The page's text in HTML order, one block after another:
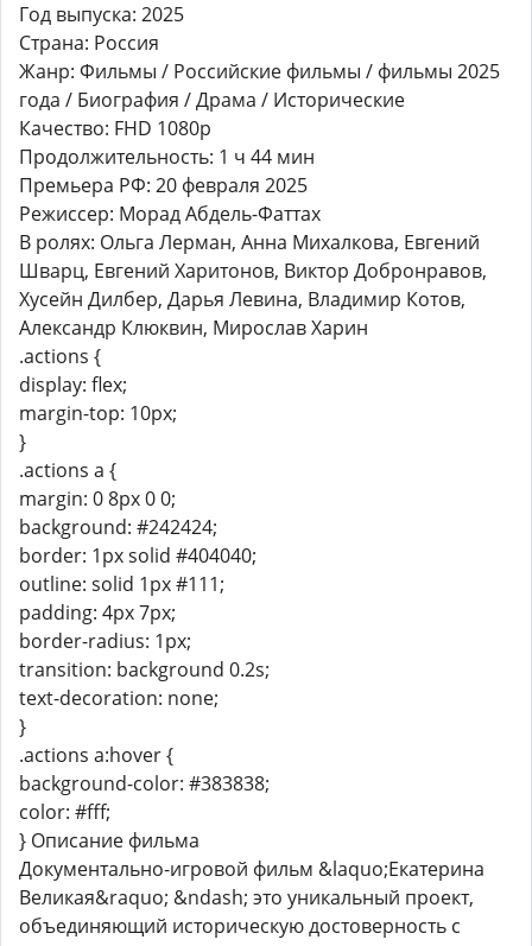
Год выпуска: 2025
Страна: Россия
Жанр: Фильмы / Российские фильмы / фильмы 2025
года / Биография / Драма / Исторические
Качество: FHD 1080p
Продолжительность: 1 ч 44 мин
Премьера РФ: 20 февраля 2025
Режиссер: Морад Абдель-Фаттах
В ролях: Ольга Лерман, Анна Михалкова, Евгений
Шварц, Евгений Харитонов, Виктор Добронравов,
Хусейн Дилбер, Дарья Левина, Владимир Котов,
Александр Клюквин, Мирослав Харин
.actions {
display: flex;
margin-top: 10px;
}
.actions a {
margin: 0 8px 0 0;
background: #242424;
border: 1px solid #404040;
outline: solid 1px #111;
padding: 4px 7px;
border-radius: 1px;
transition: background 0.2s;
text-decoration: none;
}
.actions a:hover {
background-color: #383838;
color: #fff;
} Описание фильма
Документально-игровой фильм &laquo;Екатерина
Великая&raquo; &ndash; это уникальный проект,
объединяющий историческую достоверность с